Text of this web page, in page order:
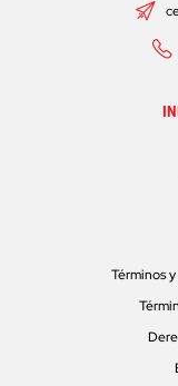
Términos